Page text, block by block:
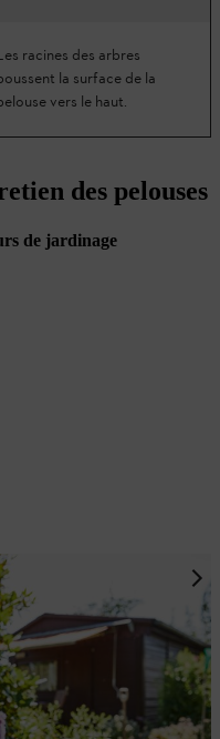
racines des arbres
la surface de la
vers le haut.
des pelouses
de jardinage